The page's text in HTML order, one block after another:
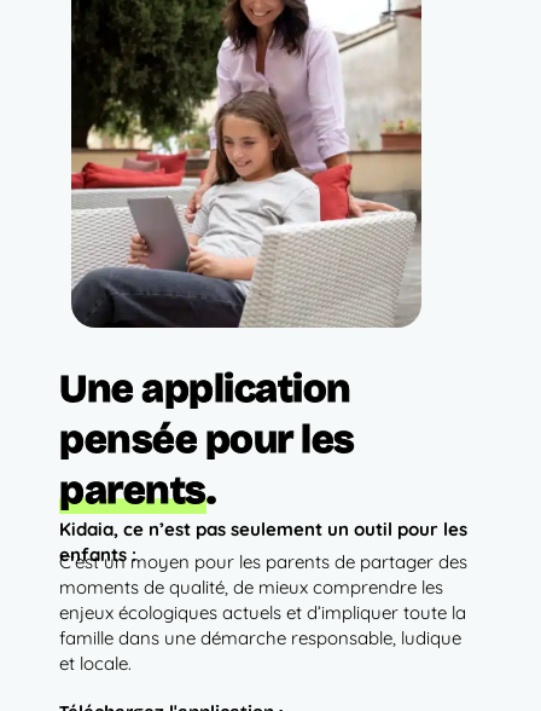
Une application
pensée pour les
parents.
Kidaia, ce n’est pas seulement un outil pour les
enfants :
C’est un moyen pour les parents de partager des
moments de qualité, de mieux comprendre les
enjeux écologiques actuels et d’impliquer toute la
famille dans une démarche responsable, ludique
et locale.